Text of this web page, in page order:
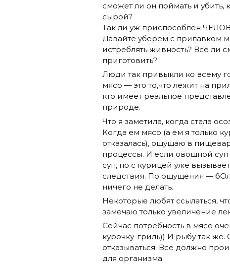
сможет ли он поймать и убить,
сырой?
Так ли уж приспособлен
Давайте уберем с прилавком
истреблять живность? Все ли
приготовить?
Люди так привыкли ко всему
мясо — это то,что лежит на
кто имеет реальное
природе.
Что я заметила, когда стала
Когда ем мясо (а ем я только
отказалась), ощущаю в
процессы. И если овощной суп
суп, но с курицей уже
следствия. По ощущения —
ничего не делать.
Некоторые любят ссылаться,
замечаю только увеличение
Сейчас потребность в мясе
курочку-гриль)) И рыбу так же.
отказываться. Все должно
для организма.